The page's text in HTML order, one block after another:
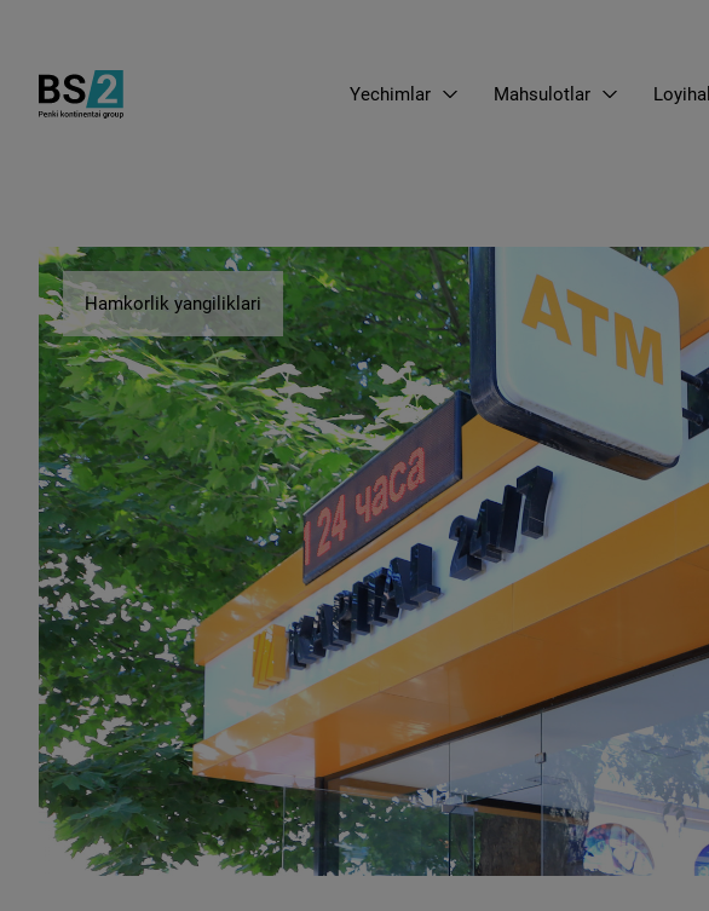
Yechimlar Mahsulotlar
Hamkorlik yangiliklari